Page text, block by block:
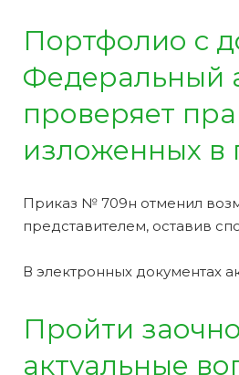
Портфолио с
Федеральный
проверяет
изложенных в
Приказ № 709н отменил
представителем, оставив
В электронных документах
Пройти
актуальные